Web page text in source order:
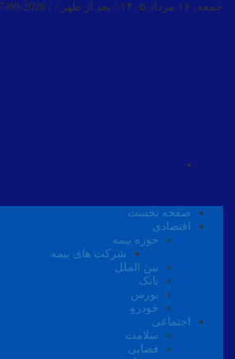
جمعه, ۱۶ مرداد ۱۴۰۵ / بعد از ظهر / 2026-08-07
صفحه نخست
اقتصادی
حوزه بیمه
شرکت های بیمه
بین الملل
بانک
بورس
خودرو
اجتماعی
سلامت
قضایی